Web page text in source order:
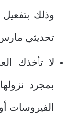
وذلك
تحديثي
لا تأخذك
بمجرد
الفيروسات